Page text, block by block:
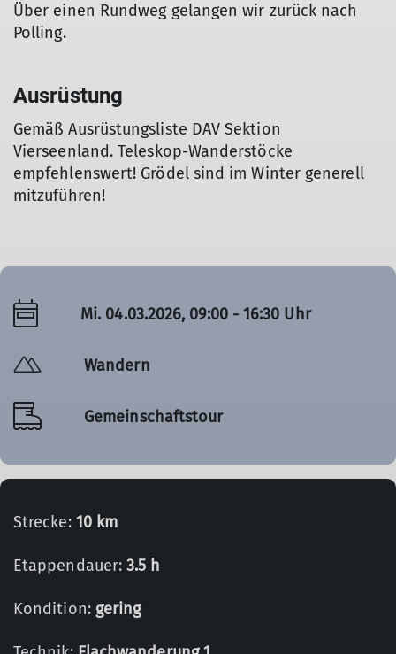
Über einen Rundweg gelangen wir zurück nach
Polling.
Ausrüstung
Gemäß Ausrüstungsliste DAV Sektion
Vierseenland. Teleskop-Wanderstöcke
empfehlenswert! Grödel sind im Winter generell
mitzuführen!
Mi. 04.03.2026, 09:00 - 16:30 Uhr
Wandern
Gemeinschaftstour
Strecke: 10 km
Etappendauer:3.5 h
Kondition: gering